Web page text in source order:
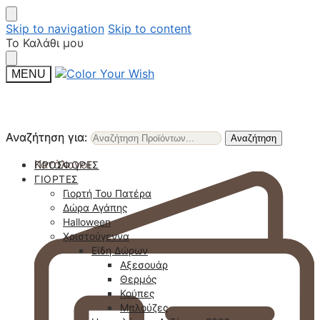
Skip to navigation Skip to content
Το Καλάθι μου
MENU
Αναζήτηση για: Αναζήτηση
Κατάλογοι
Αναζήτηση για: Αναζήτηση
ΠΡΟΣΦΟΡΈΣ
ΓΙΟΡΤΈΣ
Γιορτή Του Πατέρα
Δώρα Αγάπης
Halloween
Χριστούγεννα
Είδη Δώρων
Αξεσουάρ
Θερμός
Κούπες
Μπλούζες